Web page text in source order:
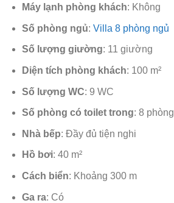
Máy lạnh phòng khách: Không
Số phòng ngủ: Villa 8 phòng ngủ
Số lượng giường: 11 giường
Diện tích phòng khách: 100 m²
Số lượng WC: 9 WC
Số phòng có toilet trong: 8 phòng
Nhà bếp: Đầy đủ tiện nghi
Hồ bơi: 40 m²
Cách biển: Khoảng 300 m
Ga ra: Có